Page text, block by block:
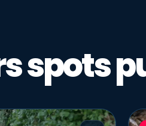
spots